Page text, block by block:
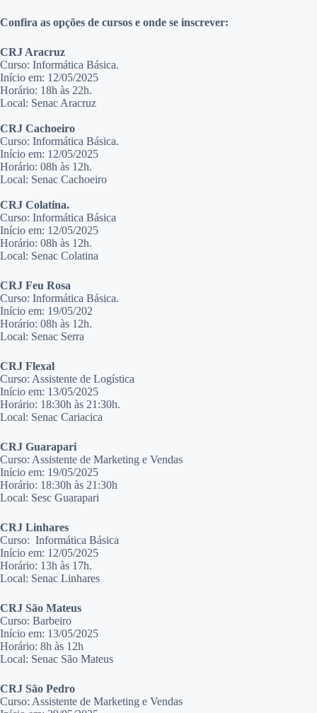
Confira as opções de cursos e onde se inscrever:
CRJ Aracruz
Curso: Informática Básica.
Início em: 12/05/2025
Horário: 18h às 22h.
Local: Senac Aracruz
CRJ Cachoeiro
Curso: Informática Básica.
Início em: 12/05/2025
Horário: 08h às 12h.
Local: Senac Cachoeiro
CRJ Colatina.
Curso: Informática Básica
Início em: 12/05/2025
Horário: 08h às 12h.
Local: Senac Colatina
CRJ Feu Rosa
Curso: Informática Básica.
Início em: 19/05/202
Horário: 08h às 12h.
Local: Senac Serra
CRJ Flexal
Curso: Assistente de Logística
Início em: 13/05/2025
Horário: 18:30h às 21:30h.
Local: Senac Cariacica
CRJ Guarapari
Curso: Assistente de Marketing e Vendas
Início em: 19/05/2025
Horário: 18:30h às 21:30h
Local: Sesc Guarapari
CRJ Linhares
Curso: Informática Básica
Início em: 12/05/2025
Horário: 13h às 17h.
Local: Senac Linhares
CRJ São Mateus
Curso: Barbeiro
Início em: 13/05/2025
Horário: 8h às 12h
Local: Senac São Mateus
CRJ São Pedro
Curso: Assistente de Marketing e Vendas